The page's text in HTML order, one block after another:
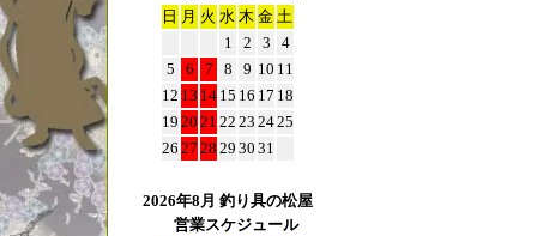
日 月 火 水 木 金 土
1
2 3
4
5
6 7 8 9 10 11
12 13 14 15 16 17 18
19 20 21 22 23 2425
26 27 28 29 30 31
2026年8月 釣り具の松屋
営業スケジュール